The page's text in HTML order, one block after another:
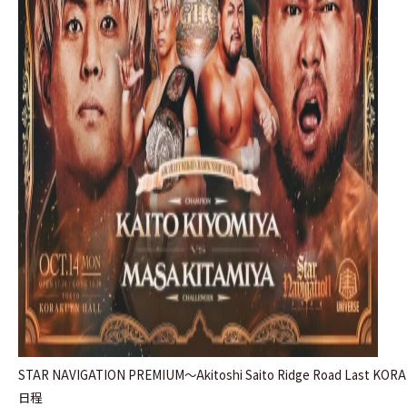
STAR NAVIGATION PREMIUM〜Akitoshi Saito Ridge Road Last
日程